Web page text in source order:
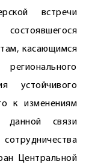
встречи
касающимся
устойчивого
к изменениям
связи
Центральной